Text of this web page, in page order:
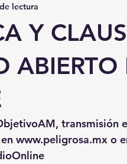
Y
lectura
, transmisión
www.peligrosa.mx o